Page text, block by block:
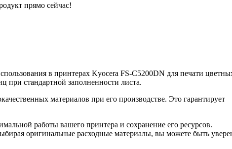
прямо сейчас!
в принтерах Kyocera FS-C5200DN для печати
при стандартной заполненности листа.
материалов при его производстве. Это гарантирует
работы вашего принтера и сохранение его ресурсов.
оригинальные расходные материалы, вы можете быть